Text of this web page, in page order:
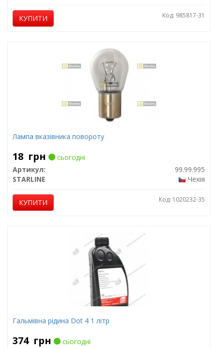
КУПИТИ Код: 985817-31
Лампа вказівника повороту
18 грн
сьогодні
Артикул:
99.99.995
STARLINE
Чехія
КУПИТИ Код: 1020232-35
Гальмівна рідина Dot 4 1 літр
374 грн
сьогодні